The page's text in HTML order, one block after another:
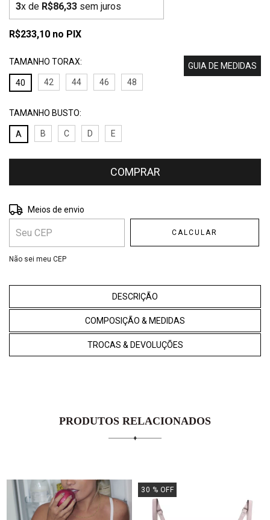
3x de R$86,33 sem juros
R$233,10 no PIX
TAMANHO TORAX:
GUIA DE MEDIDAS
40
42 44 46 48
TAMANHO BUSTO:
A B C D E
Entregas para o CEP:
Meios de envio
CALCULAR
Não sei meu CEP
DESCRIÇÃO
COMPOSIÇÃO & MEDIDAS
TROCAS & DEVOLUÇÕES
PRODUTOS RELACIONADOS
30 % OFF